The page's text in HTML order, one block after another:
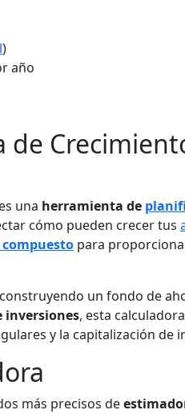
)
año
de
una herramienta de
cómo pueden crecer tus
para
un fondo de
inversiones, esta
y la capitalización de
más precisos de